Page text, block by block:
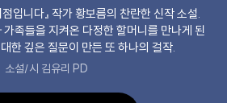
입니다』 작가 황보름의 찬란한 신작 소설.
족들을 지켜온 다정한 할머니를 만나게 된
한 깊은 질문이 만든 또 하나의 걸작.
소설/시 김유리 PD